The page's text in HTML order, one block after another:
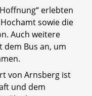
erlebten
sowie die
Auch weitere
Bus an, um
von Arnsberg ist
und dem